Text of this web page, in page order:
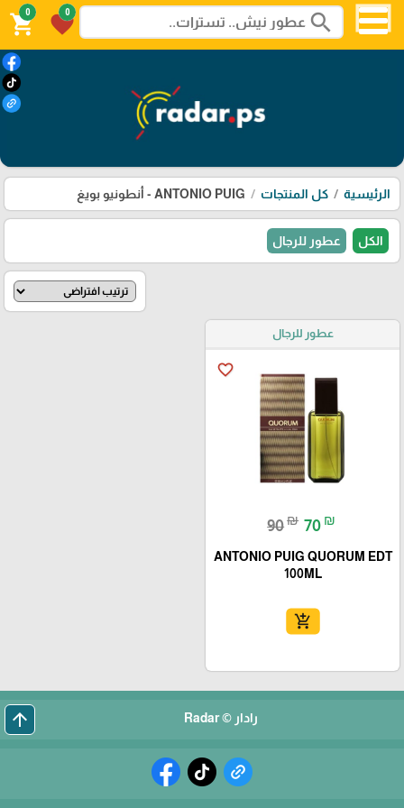
search
0
favorite
0
shopping_cart
الرئيسية كل المنتجات ANTONIO PUIG - أنطونيو بويغ
الكل عطور للرجال
عطور للرجال
favorite_border
90₪ 70 ₪
ANTONIO PUIG QUORUM EDT
100ML
add_shopping_cart
رادار © Radar arrow_upward